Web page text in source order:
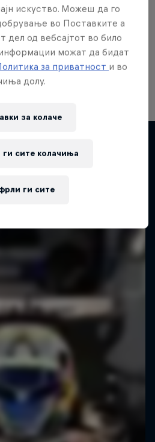
wheels or four - this
Watch …
winning car in action at
искуство. Можеш да го
во Поставките а
дел од вебсајтот во било
можат да бидат
за приватност и во
долу.
за колачe
ги сите
сите колачиња